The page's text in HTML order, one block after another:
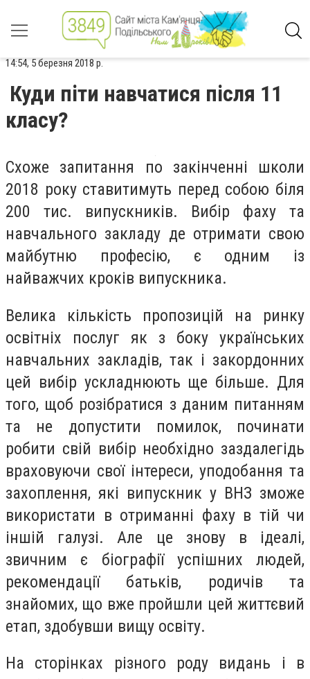
14:54, 5 березня 2018 р.
Куди піти навчатися після 11
класу?
Схоже запитання по закінченні школи
2018 року ставитимуть перед собою біля
200 тис. випускників. Вибір фаху та
навчального закладу де отримати свою
майбутню професію, є одним із
найважчих кроків випускника.
Велика кількість пропозицій на ринку
освітніх послуг як з боку українських
навчальних закладів, так і закордонних
цей вибір ускладнюють ще більше. Для
того, щоб розібратися з даним питанням
та не допустити помилок, починати
робити свій вибір необхідно заздалегідь
враховуючи свої інтереси, уподобання та
захоплення, які випускник у ВНЗ зможе
використати в отриманні фаху в тій чи
іншій галузі. Але це знову в ідеалі,
звичним є біографії успішних людей,
рекомендації батьків, родичів та
знайомих, що вже пройшли цей життєвий
етап, здобувши вищу освіту.
На сторінках різного роду видань і в